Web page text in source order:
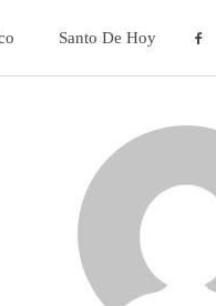
Santo De Hoy